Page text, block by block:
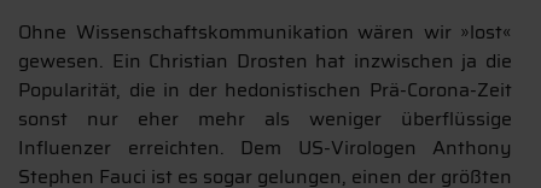
Ohne Wissenschaftskommunikation wären wir »lost«
gewesen. Ein Christian Drosten hat inzwischen ja die
Popularität, die in der hedonistischen Prä-Corona-Zeit
sonst nur eher mehr als weniger überflüssige
Influenzer erreichten. Dem US-Virologen Anthony
Stephen Fauci ist es sogar gelungen, einen der größten